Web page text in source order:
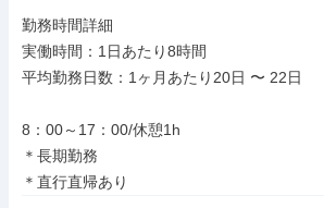
勤務時間詳細
実働時間：1日あたり8時間
平均勤務日数：1ヶ月あたり20日 〜 22日
8：00～17：00/休憩1h
＊長期勤務
＊直行直帰あり